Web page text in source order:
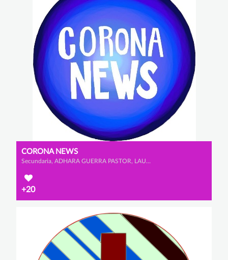
CORONA NEWS
Secundaria, ADHARA GUERRA PASTOR, LAURA SÁNCHEZ CAPILLA y LAURA FORNOVI GÓMEZ
+20